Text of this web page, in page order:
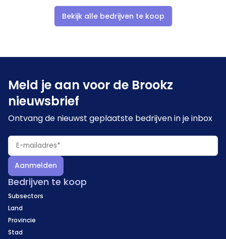
Aangeboden belang
aangeboden. Een warme overdracht met
een periode van 2 à 3 jaar is het uitgangspunt.
Bekijk alle bedrijven te koop
Meld je aan voor de Brookz
nieuwsbrief
Ontvang de nieuwst geplaatste bedrijven in je inbox
Aanmelden
Bedrijven te koop
Subsectors
Land
Provincie
Stad